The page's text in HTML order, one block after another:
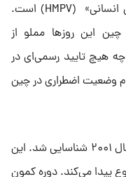
ویروس دیگری به نام « متاپنومو-ویروسِ انسانی» (HMPV) است.
این روزها مملو از
چه هیچ تایید رسمی‌ای در
وضعیت اضطراری در چین
ویروس تنفسی HMPV برای اولین بار در سال ۲۰۰۱ شناسایی شد. این
پیدا می‌کند. دوره کمون